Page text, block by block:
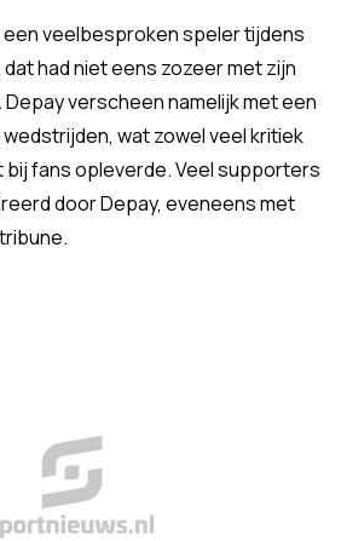
een veelbesproken speler tijdens
had niet eens zozeer met zijn
verscheen namelijk met een
wat zowel veel kritiek
fans opleverde. Veel supporters
door Depay, eveneens met